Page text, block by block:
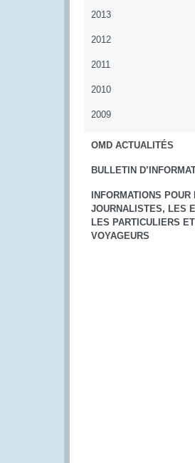
2013
2012
2011
2010
2009
OMD ACTUALITÉS
BULLETIN
INFORMATIONS POUR
JOURNALISTES, LES
LES PARTICULIERS
VOYAGEURS